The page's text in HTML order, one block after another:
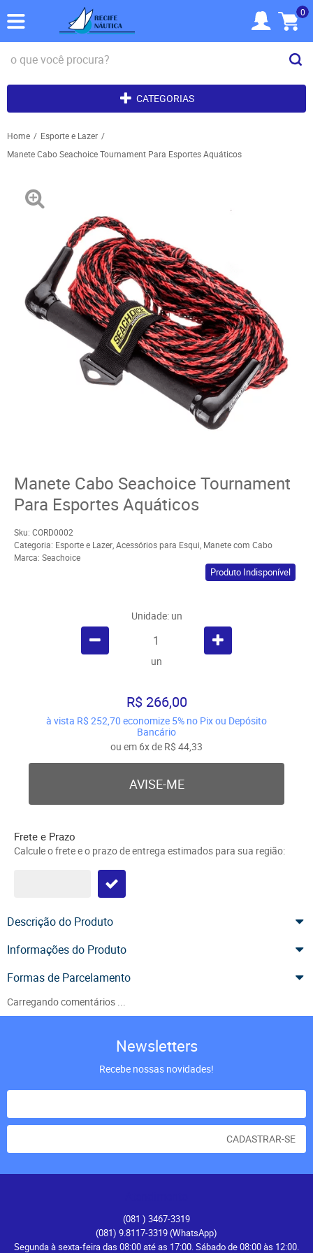
0
CATEGORIAS
Home
Esporte e Lazer
Manete Cabo Seachoice Tournament Para Esportes Aquáticos
Manete Cabo Seachoice Tournament
Para Esportes Aquáticos
Sku: CORD0002
Categoria: Esporte e Lazer,Acessórios para Esqui, Manete com Cabo
Marca: Seachoice
Produto Indisponível
Unidade: un
un
R$ 266,00
à vista R$ 252,70 economize 5% no Pix ou Depósito
Bancário
ou em 6xde R$ 44,33
AVISE-ME
Frete e Prazo
Calcule o frete e o prazo de entrega estimados para sua região:
Descrição do Produto
Informações do Produto
Formas de Parcelamento
Carregando comentários ...
Newsletters
Recebe nossas novidades!
CADASTRAR-SE
(081 ) 3467-3319
(081) 9.8117-3319(WhatsApp)
Segunda à sexta-feira das 08:00 até as 17:00. Sábado de 08:00 às 12:00.